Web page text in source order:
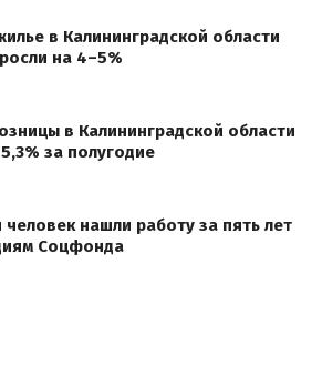
в Калининградской области
на 4–5%
в Калининградской области
за полугодие
человек нашли работу за пять лет
Соцфонда